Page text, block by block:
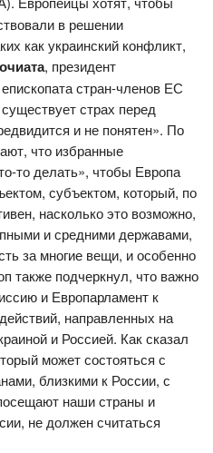
в решении
как украинский конфликт,
, президент
стран-членов ЕС
страх перед
и не понятен». По
что избранные
то делать», чтобы Европа
субъектом, который, по
насколько это возможно,
и средними державами,
за многие вещи, и особенно
также подчеркнул, что важно
и Европарламент к
направленных на
и Россией. Как сказал
может состояться с
близкими к России, с
наши страны и
не должен считаться